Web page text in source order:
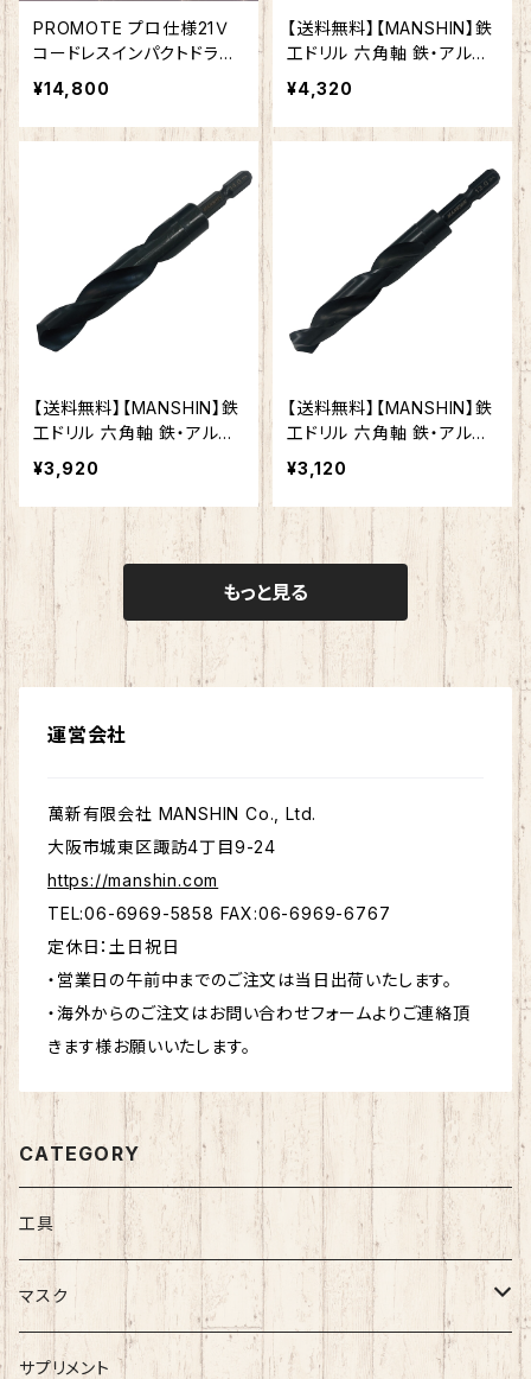
PROMOTE プロ仕様21Ｖ
コードレスインパクトドライ
バー（ブラシレス）
¥14,800
【送料無料】【MANSHIN】鉄
工ドリル 六角軸 鉄・アルミ・
木材（適応被削材） インパク
トドライバー 電動ドリル 多
用途ビット クロスシンニン
¥4,320
【送料無料】【MANSHIN】鉄
工ドリル 六角軸 鉄・アルミ・
木材（適応被削材） インパク
トドライバー 電動ドリル 多
用途ビット クロスシンニン
グ加工 作業効率向上 (14.0
ｍｍ)
¥3,920
【送料無料】【MANSHIN】鉄
工ドリル 六角軸 鉄・アルミ・
木材（適応被削材） インパク
トドライバー 電動ドリル 多
用途ビット クロスシンニン
グ加工 作業効率向上 (13.0
ｍｍ)
¥3,120
もっと見る
運営会社
萬新有限会社 MANSHIN Co., Ltd.
大阪市城東区諏訪4丁目9-24
https://manshin.com
TEL:06-6969-5858 FAX:06-6969-6767
定休日：土日祝日
・営業日の午前中までのご注文は当日出荷いたします。
・海外からのご注文はお問い合わせフォームよりご連絡頂
きます様お願いいたします。
CATEGORY
工具
マスク
シルクマスク
サプリメント